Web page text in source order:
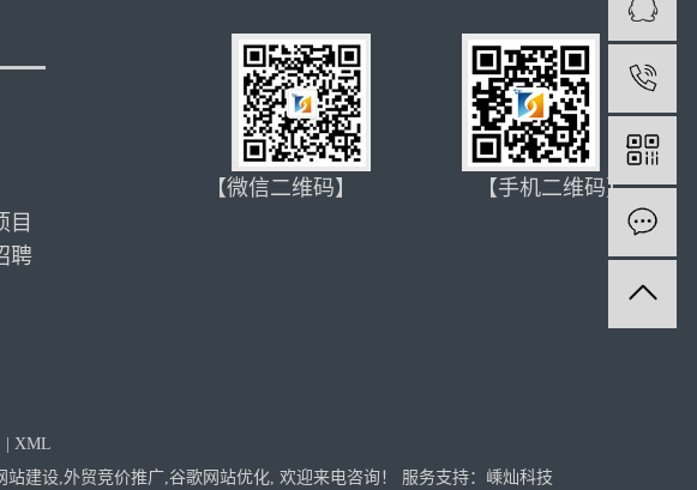
目
聘
【微信二维码】 【手机二维码】
XML
站建设,外贸竞价推广,谷歌网站优化, 欢迎来电咨询！ 服务支持： 嵊灿科技